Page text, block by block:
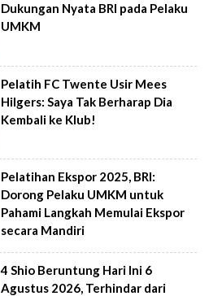
Dukungan Nyata BRI pada Pelaku
UMKM
Pelatih FC Twente Usir Mees
Hilgers: Saya Tak Berharap Dia
Kembali ke Klub!
Pelatihan Ekspor 2025, BRI:
Dorong Pelaku UMKM untuk
Pahami Langkah Memulai Ekspor
secara Mandiri
4 Shio Beruntung Hari Ini 6
Agustus 2026, Terhindar dari